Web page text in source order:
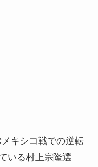
キシコ戦での逆転
いる村上宗隆選